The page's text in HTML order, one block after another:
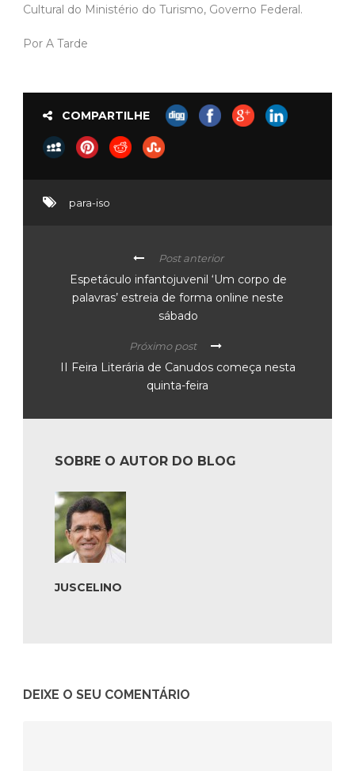
Cultural do Ministério do Turismo, Governo Federal.
Por A Tarde
COMPARTILHE
para-iso
Post anterior
Espetáculo infantojuvenil ‘Um corpo de
palavras’ estreia de forma online neste
sábado
Próximo post
II Feira Literária de Canudos começa nesta
quinta-feira
SOBRE O AUTOR DO BLOG
JUSCELINO
DEIXE O SEU COMENTÁRIO